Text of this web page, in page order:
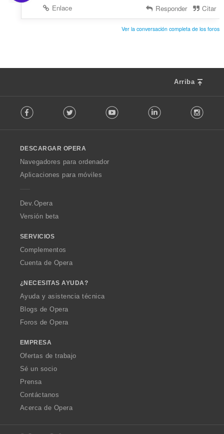
Enlace
Responder Citar
Ver la conversación completa de los foros
Arriba
o
w
O
p
a
Facebook Twitter Youtube LinkedIn
DESCARGAR OPERA
Navegadores para ordenador
Aplicaciones para móviles
Dev.Opera
Versión beta
SERVICIOS
Complementos
Cuenta de Opera
¿NECESITAS AYUDA?
Ayuda y asistencia técnica
Blogs de Opera
Foros de Opera
EMPRESA
Ofertas de trabajo
Sé un socio
Prensa
Contáctanos
Acerca de Opera